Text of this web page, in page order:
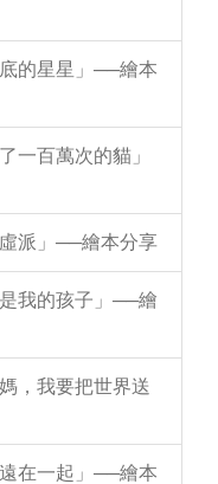
的星星」──繪本
一百萬次的貓」
派」──繪本分享
我的孩子」──繪
，我要把世界送
在一起」──繪本